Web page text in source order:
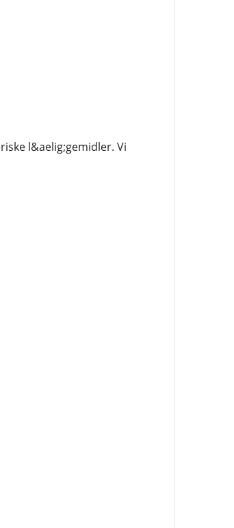
l&aelig;gemidler. Vi